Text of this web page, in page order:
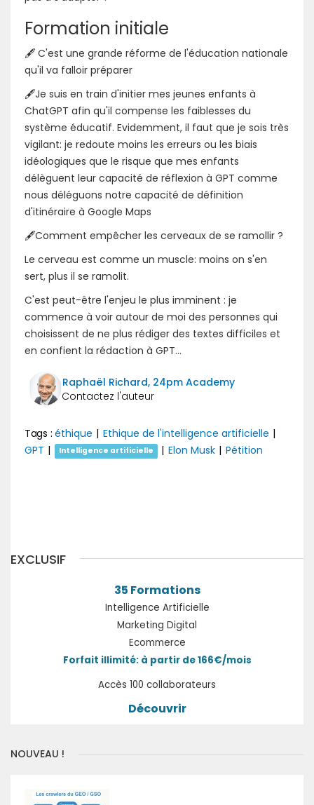
Formation initiale
🖋 C'est une grande réforme de l'éducation nationale
qu'il va falloir préparer
🖋Je suis en train d'initier mes jeunes enfants à
ChatGPT afin qu'il compense les faiblesses du
système éducatif. Evidemment, il faut que je sois très
vigilant: je redoute moins les erreurs ou les biais
idéologiques que le risque que mes enfants
délèguent leur capacité de réflexion à GPT comme
nous déléguons notre capacité de définition
d'itinéraire à Google Maps
🖋Comment empêcher les cerveaux de se ramollir ?
Le cerveau est comme un muscle: moins on s'en
sert, plus il se ramolit.
C'est peut-être l'enjeu le plus imminent : je
commence à voir autour de moi des personnes qui
choisissent de ne plus rédiger des textes difficiles et
en confient la rédaction à GPT...
Raphaël Richard, 24pm Academy
Tags : éthique | Ethique de l'intelligence artificielle |
GPT | Intelligence artificielle | Elon Musk | Pétition
EXCLUSIF
35 Formations
Intelligence Artificielle
Marketing Digital
Ecommerce
Forfait illimité: à partir de 166€/mois
Accès 100 collaborateurs
Découvrir
NOUVEAU !